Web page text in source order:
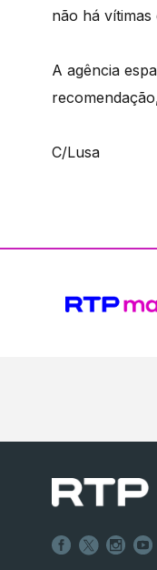
não há
A agência
C/Lusa